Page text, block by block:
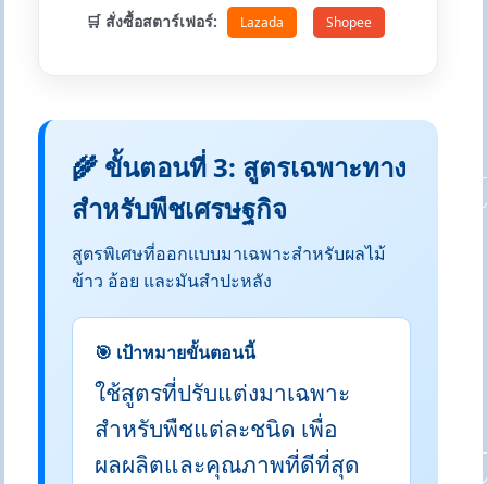
🛒 สั่งซื้อสตาร์เฟอร์: Lazada Shopee
🌾 ขั้นตอนที่ 3: สูตรเฉพาะทาง
สำหรับพืชเศรษฐกิจ
สูตรพิเศษที่ออกแบบมาเฉพาะสำหรับผลไม้
ข้าว อ้อย และมันสำปะหลัง
🎯 เป้าหมายขั้นตอนนี้
ใช้สูตรที่ปรับแต่งมาเฉพาะ
สำหรับพืชแต่ละชนิด เพื่อ
ผลผลิตและคุณภาพที่ดีที่สุด